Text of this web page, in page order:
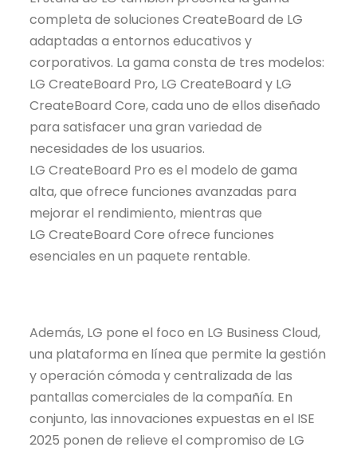
completa de solucionesCreateBoard de LG
adaptadas a entornos educativos y
corporativos. La gama consta de tres modelos:
LGCreateBoard Pro, LG CreateBoard y LG
CreateBoard Core, cada uno de ellos diseñado
para satisfacer una gran variedad de
necesidades de los usuarios.
LGCreateBoard Pro es el modelo de gama
alta, que ofrece funciones avanzadas para
mejorar el rendimiento, mientras que
LGCreateBoard Core ofrece funciones
esenciales en un paquete rentable.
Además, LG pone el foco en LG Business Cloud,
una plataforma en línea que permite la gestión
y operación cómoda y centralizada de las
pantallas comerciales de la compañía. En
conjunto, las innovaciones expuestas en el ISE
2025 ponen de relieve el compromiso de LG